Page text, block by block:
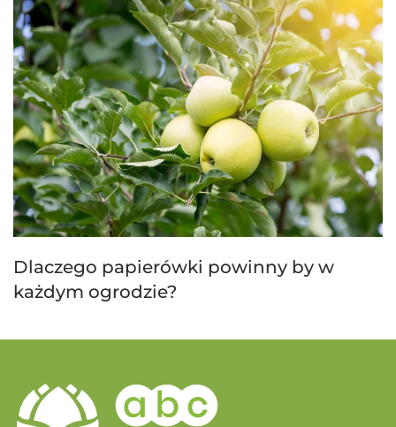
Dlaczego papierówki powinny by w
każdym ogrodzie?